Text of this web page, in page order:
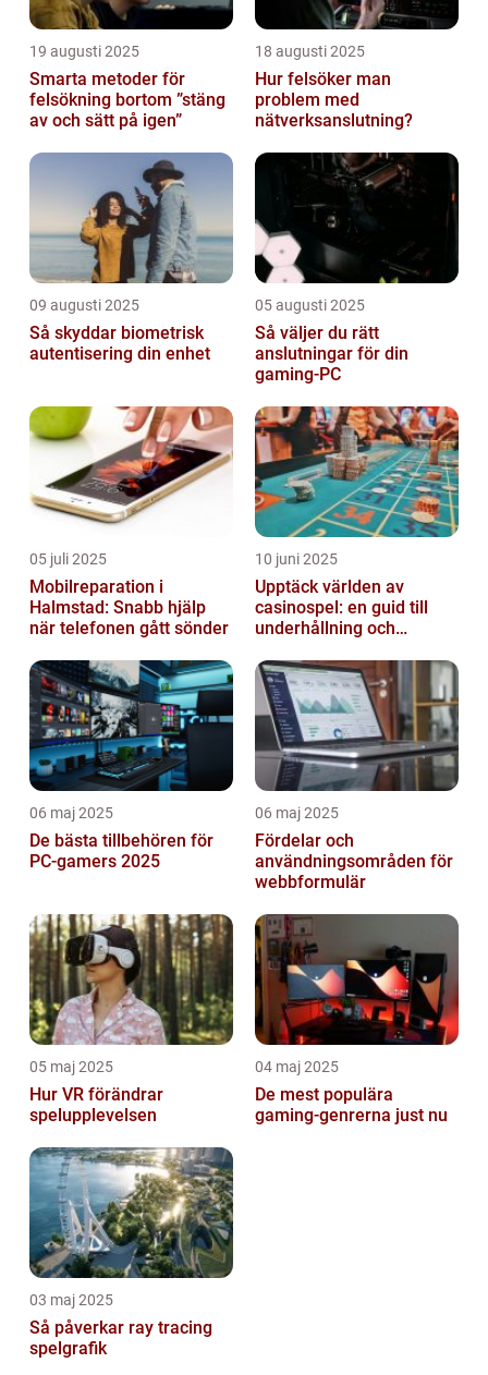
19 augusti 2025
Smarta metoder för
felsökning bortom ”stäng
av och sätt på igen”
18 augusti 2025
Hur felsöker man
problem med
nätverksanslutning?
09 augusti 2025
Så skyddar biometrisk
autentisering din enhet
05 augusti 2025
Så väljer du rätt
anslutningar för din
gaming-PC
05 juli 2025
Mobilreparation i
Halmstad: Snabb hjälp
när telefonen gått sönder
10 juni 2025
Upptäck världen av
casinospel: en guid till
underhållning och
06 maj 2025
De bästa tillbehören för
PC-gamers 2025
06 maj 2025
Fördelar och
användningsområden för
webbformulär
05 maj 2025
Hur VR förändrar
spelupplevelsen
04 maj 2025
De mest populära
gaming-genrerna just nu
03 maj 2025
Så påverkar ray tracing
spelgrafik